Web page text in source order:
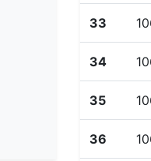
33
34
35
36